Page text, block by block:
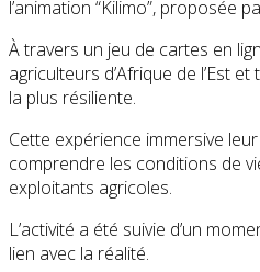
l’animation “Kilimo”, proposée
À travers un jeu de cartes en
agriculteurs d’Afrique de l’Est
la plus résiliente.
Cette expérience immersive
comprendre les conditions de
exploitants agricoles.
L’activité a été suivie d’un
lien avec la réalité.